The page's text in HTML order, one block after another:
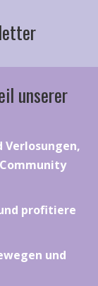
unserer
Verlosungen,
profitiere
und